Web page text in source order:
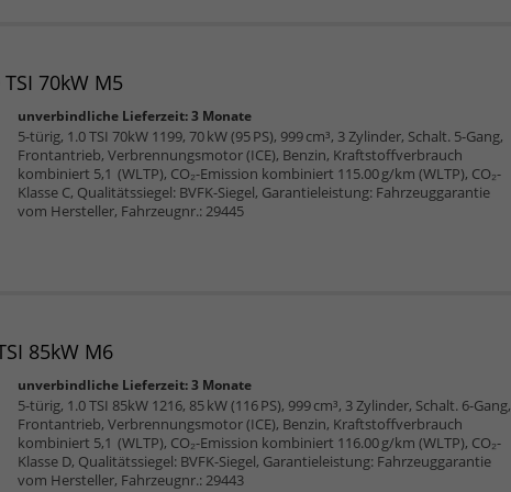
70kW M5
unverbindliche Lieferzeit:3 Monate
5-türig, 1.0 TSI 70kW 1199, 70 kW (95 PS), 999 cm³, 3 Zylinder, Schalt. 5-Gang,
Frontantrieb, Verbrennungsmotor (ICE), Benzin, Kraftstoffverbrauch
kombiniert 5,1 (WLTP), CO₂-Emission kombiniert 115.00 g/km (WLTP), CO₂-
Klasse C, Qualitätssiegel: BVFK-Siegel, Garantieleistung: Fahrzeuggarantie
vom Hersteller, Fahrzeugnr.: 29445
85kW M6
unverbindliche Lieferzeit:3 Monate
5-türig, 1.0 TSI 85kW 1216, 85 kW (116 PS), 999 cm³, 3 Zylinder, Schalt. 6-Gang,
Frontantrieb, Verbrennungsmotor (ICE), Benzin, Kraftstoffverbrauch
kombiniert 5,1 (WLTP), CO₂-Emission kombiniert 116.00 g/km (WLTP), CO₂-
Klasse D, Qualitätssiegel: BVFK-Siegel, Garantieleistung: Fahrzeuggarantie
vom Hersteller, Fahrzeugnr.: 29443